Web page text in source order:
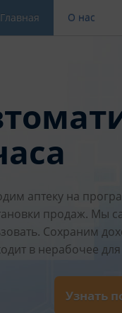
Главная (current)О нас
аптеку на
продаж. Мы
Сохраним
в нерабочее
Узнать